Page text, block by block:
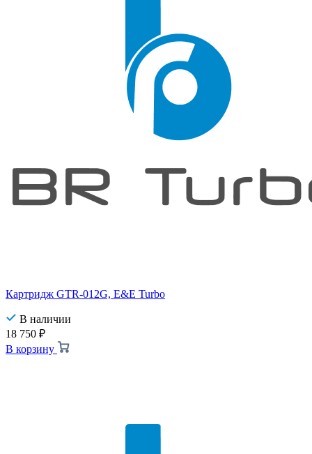
Картридж GTR-012G, E&E Turbo
В наличии
18 750 ₽
В корзину